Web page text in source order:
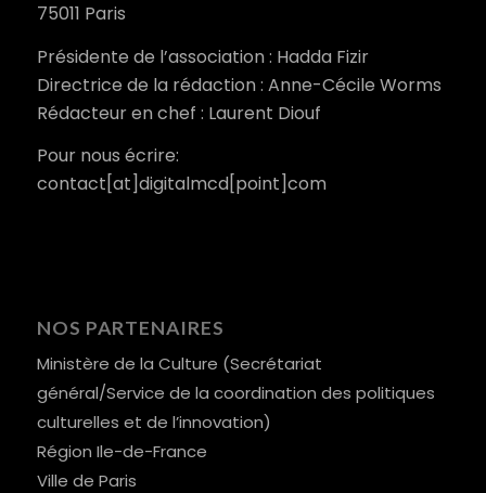
75011 Paris
Présidente de l’association : Hadda Fizir
Directrice de la rédaction : Anne-Cécile Worms
Rédacteur en chef : Laurent Diouf
Pour nous écrire:
contact[at]digitalmcd[point]com
NOS PARTENAIRES
Ministère de la Culture (Secrétariat
général/Service de la coordination des politiques
culturelles et de l’innovation)
Région Ile-de-France
Ville de Paris